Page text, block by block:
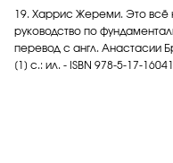
19. Харрис Жереми. Это всё
руководство по
перевод с англ. Анастасии
[1] c.: ил. - ISBN 978-5-17-